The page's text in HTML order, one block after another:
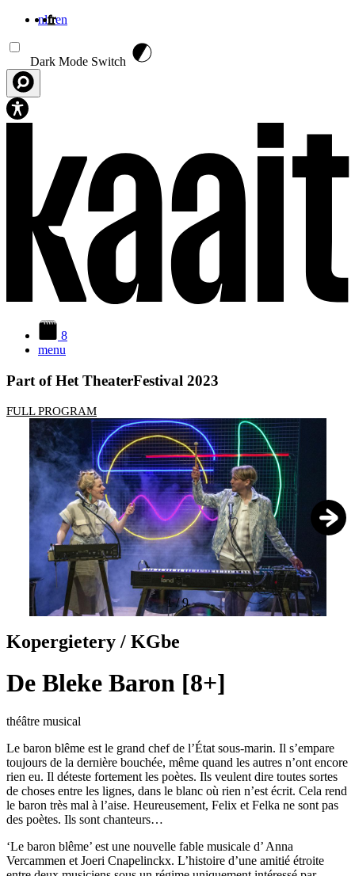
nlfren
Dark Mode Switch
8
menu
Part of Het TheaterFestival 2023
FULL PROGRAM
1/9
Kopergietery / KGbe
De Bleke Baron [8+]
théâtre musical
Le baron blême est le grand chef de l’État sous-marin. Il s’empare
toujours de la dernière bouchée, même quand les autres n’ont encore
rien eu. Il déteste fortement les poètes. Ils veulent dire toutes sortes
de choses entre les lignes, dans le blanc où rien n’est écrit. Cela rend
le baron très mal à l’aise. Heureusement, Felix et Felka ne sont pas
des poètes. Ils sont chanteurs…
‘Le baron blême’ est une nouvelle fable musicale d’ Anna
Vercammen et Joeri Cnapelinckx. L’histoire d’une amitié étroite